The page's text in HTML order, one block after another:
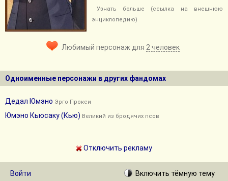
Узнать больше (ссылка на внешнюю
энциклопедию)
Любимый персонаж для 2 человек
Одноименные персонажи в других фандомах
Дедал Юмэно Эрго Прокси
Юмэно Кьюсаку (Кью) Великий из бродячих псов
Отключить рекламу
Войти
Включить тёмную тему